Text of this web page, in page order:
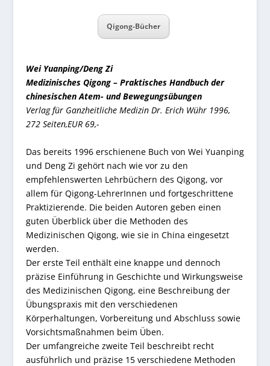
Qigong-Bücher
Wei Yuanping/Deng Zi
Medizinisches Qigong – Praktisches Handbuch der
chinesischen Atem- und Bewegungsübungen
Verlag für Ganzheitliche Medizin Dr. Erich Wühr 1996,
272 Seiten,EUR 69,-
Das bereits 1996 erschienene Buch von Wei Yuanping
und Deng Zi gehört nach wie vor zu den
empfehlenswerten Lehrbüchern des Qigong, vor
allem für Qigong-LehrerInnen und fortgeschrittene
Praktizierende. Die beiden Autoren geben einen
guten Überblick über die Methoden des
Medizinischen Qigong, wie sie in China eingesetzt
werden.
Der erste Teil enthält eine knappe und dennoch
präzise Einführung in Geschichte und Wirkungsweise
des Medizinischen Qigong, eine Beschreibung der
Übungspraxis mit den verschiedenen
Körperhaltungen, Vorbereitung und Abschluss sowie
Vorsichtsmaßnahmen beim Üben.
Der umfangreiche zweite Teil beschreibt recht
ausführlich und präzise 15 verschiedene Methoden